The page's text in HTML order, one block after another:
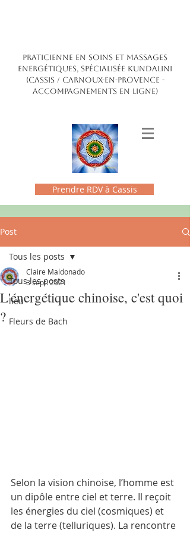
PRATICIENNE EN SOINS ET MASSAGES
ENERGÉTIQUES, SPÉCIALISÉE kundalini
(CASSIS / CARNOUX-EN-PROVENCE -
accompagnements en ligne)
Prendre RDV à Cassis
Post
Tous les posts
lieu
Fleurs de Bach
Tous les posts
L'énergétique chinoise, c'est quoi
?
Claire Maldonado
3 sept. 2021
Selon la vision chinoise, l’homme est
un dipôle entre ciel et terre. Il reçoit
les énergies du ciel (cosmiques) et
de la terre (telluriques). La rencontre